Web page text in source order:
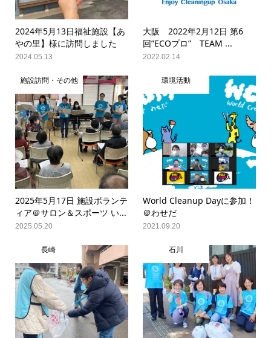
2024年5月13日福祉施設【あ
やの里】様に訪問しました
2024.05.13
大阪 2022年2月12日 第6
回”ECOプロ” TEAM ...
2022.02.14
施設訪問・その他
2025年5月17日 施設ボランテ
ィア＠サロン＆スポーツ い...
2025.05.20
環境活動
World Cleanup Dayに参加！
＠わせだ
2021.09.20
長崎 石川